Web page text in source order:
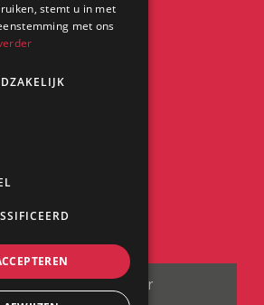
hier
ontwikkeling door
stemt u in met
met ons